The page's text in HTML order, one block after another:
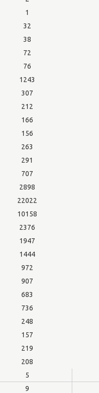
1
32
38
72
76
1243
307
212
166
156
263
291
707
2898
22022
10158
2376
1947
1444
972
907
683
736
248
157
219
208
5
9